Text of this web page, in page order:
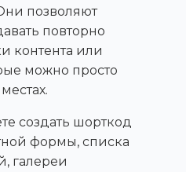
позволяют
повторно
контента или
можно просто
создать шорткод
формы, списка
галереи